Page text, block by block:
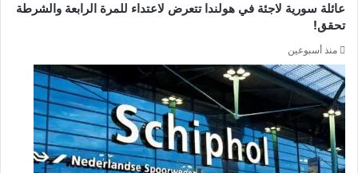
عائلة سورية لاجئة في هولندا تتعرض لاعتداء للمرة الرابعة والشرطة
تحقق!
منذ أسبوعين